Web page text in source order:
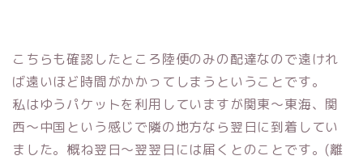
こちらも確認したところ陸便のみの配達なので遠けれ
ば遠いほど時間がかかってしまうということです。
私はゆうパケットを利用していますが関東〜東海、関
西〜中国という感じで隣の地方なら翌日に到着してい
ました。概ね翌日〜翌翌日には届くとのことです。(離